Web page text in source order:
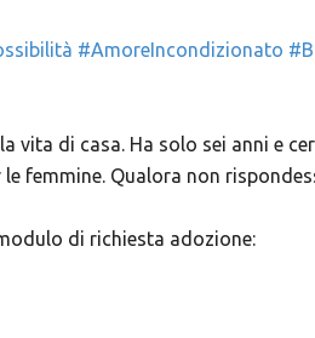
#AmoreIncondizionato
di casa. Ha solo sei anni e
Qualora non
di richiesta adozione: